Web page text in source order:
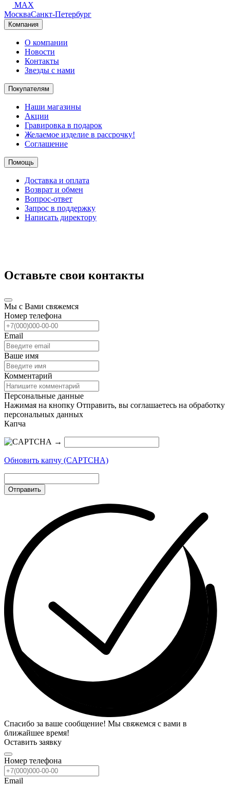
MAX
МоскваСанкт-Петербург
Компания
О компании
Новости
Контакты
Звезды с нами
Покупателям
Наши магазины
Акции
Гравировка в подарок
Желаемое изделие в рассрочку!
Соглашение
Помощь
Доставка и оплата
Возврат и обмен
Вопрос-ответ
Запрос в поддержку
Написать директору
Оставьте свои контакты
Мы с Вами свяжемся
Номер телефона
Email
Ваше имя
Комментарий
Персональные данные
Нажимая на кнопку Отправить, вы соглашаетесь на обработку
персональных данных
Капча
→
Обновить капчу (CAPTCHA)
Отправить
Спасибо за ваше сообщение! Мы свяжемся с вами в
ближайшее время!
Оставить заявку
Номер телефона
Email